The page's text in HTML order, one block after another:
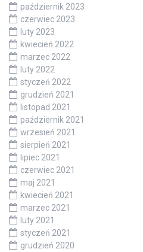
październik 2023
czerwiec 2023
luty 2023
kwiecień 2022
marzec 2022
luty 2022
styczeń 2022
grudzień 2021
listopad 2021
październik 2021
wrzesień 2021
sierpień 2021
lipiec 2021
czerwiec 2021
maj 2021
kwiecień 2021
marzec 2021
luty 2021
styczeń 2021
grudzień 2020